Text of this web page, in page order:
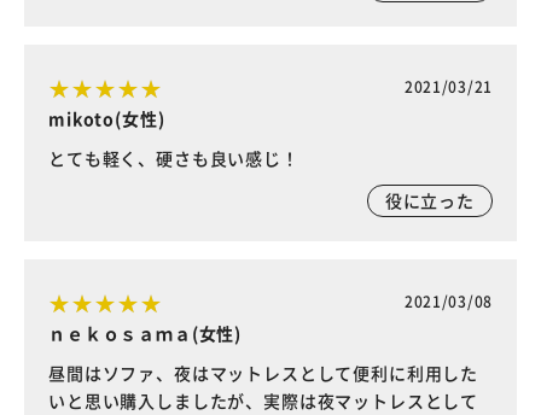
2021/03/21
mikoto(女性)
とても軽く、硬さも良い感じ！
役に立った
2021/03/08
ｎｅｋｏｓａｍａ(女性)
昼間はソファ、夜はマットレスとして便利に利用した
いと思い購入しましたが、実際は夜マットレスとして